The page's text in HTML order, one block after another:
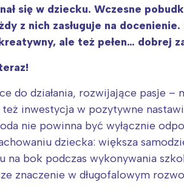
się w dziecku. Wczesne
z nich zasługuje na
ale też pełen… dobrej
do działania, rozwijające pasje –
inwestycja w pozytywne
nie powinna być wyłącznie
dziecka: większa
bok podczas wykonywania
znaczenie w długofalowym